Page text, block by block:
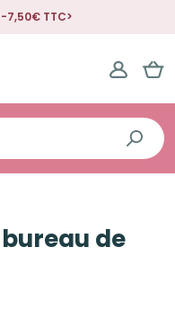
7,50€ TTC>
de